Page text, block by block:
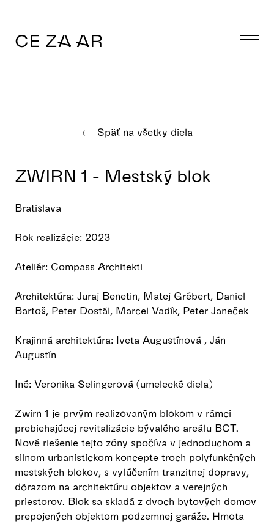
CE ZA AR
Späť na všetky diela
ZWIRN 1 - Mestský blok
Bratislava
Rok realizácie: 2023
Ateliér: Compass Architekti
Architektúra: Juraj Benetin, Matej Grébert, Daniel
Bartoš, Peter Dostál, Marcel Vadík, Peter Janeček
Krajinná architektúra: Iveta Augustínová , Ján
Augustín
Iné: Veronika Selingerová (umelecké diela)
Zwirn 1 je prvým realizovaným blokom v rámci
prebiehajúcej revitalizácie bývalého areálu BCT.
Nové riešenie tejto zóny spočíva v jednoduchom a
silnom urbanistickom koncepte troch polyfunkčných
mestských blokov, s vylúčením tranzitnej dopravy,
dôrazom na architektúru objektov a verejných
priestorov. Blok sa skladá z dvoch bytových domov
prepojených objektom podzemnej garáže. Hmota